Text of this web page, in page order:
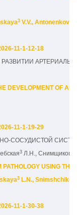
3 V.V., Antonenkova
11-1-12-18
DEVELOPMENT OF
11-1-19-29
СОСУДИСТОЙ
3 Л.Н., Снимщикова
USING THE
3 L.N.,
11-1-30-38